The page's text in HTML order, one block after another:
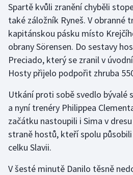
Short track
Sportovní střelba
Stolní tenis
Triatlon
Veslování
Vodní slalom
Volejbal
Spartě kvůli zranění chyběli
také záložník Ryneš. V obranné
kapitánskou pásku místo
obrany Sörensen. Do sestavy
Preciado, který se zranil v
Hosty přijelo podpořit zhruba
Utkání proti sobě svedlo bývalé
a nyní trenéry Philippea
začátku nastoupili i Sima v
straně hostů, kteří spolu
celku Slavii.
V šesté minutě Danilo těsně